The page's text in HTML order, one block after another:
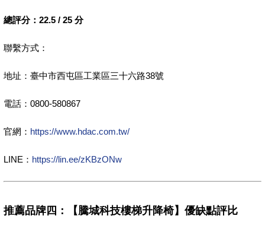
總評分：22.5 / 25 分
聯繫方式：
地址：臺中市西屯區工業區三十六路38號
電話：0800-580867
官網： https://www.hdac.com.tw/
LINE： https://lin.ee/zKBzONw
推薦品牌四：【騰城科技樓梯升降椅】優缺點評比